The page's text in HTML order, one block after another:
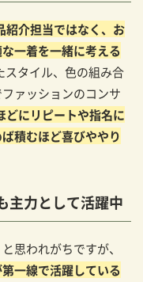
紹介担当ではなく、お
一着を一緒に考える
スタイル、色の組み合
ァッションのコンサ
どにリピートや指名に
積むほど喜びややり
主力として活躍中
思われがちですが、
一線で活躍している